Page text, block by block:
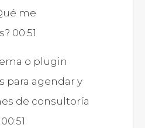
me
00:51
o plugin
para agendar y
de consultoría